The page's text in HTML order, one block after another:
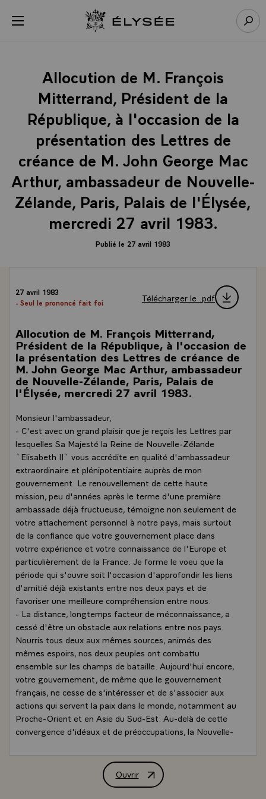
menu Retour à l’accueil Élysée
Allocution de M. François
Mitterrand, Président de la
République, à l'occasion de la
présentation des Lettres de
créance de M. John George Mac
Arthur, ambassadeur de Nouvelle-
Zélande, Paris, Palais de l'Élysée,
mercredi 27 avril 1983.
Publié le 27 avril 1983
27 avril 1983
- Seul le prononcé fait foi
Télécharger le .pdf
Allocution de M. François Mitterrand,
Président de la République, à l'occasion de
la présentation des Lettres de créance de
M. John George Mac Arthur, ambassadeur
de Nouvelle-Zélande, Paris, Palais de
l'Élysée, mercredi 27 avril 1983.
Monsieur l'ambassadeur,
- C'est avec un grand plaisir que je reçois les Lettres par
lesquelles Sa Majesté la Reine de Nouvelle-Zélande
`Elisabeth II` vous accrédite en qualité d'ambassadeur
extraordinaire et plénipotentiaire auprès de mon
gouvernement. Le renouvellement de cette haute
mission, peu d'années après le terme d'une première
ambassade déjà fructueuse, témoigne non seulement de
votre attachement personnel à notre pays, mais surtout
de la confiance que votre gouvernement place dans
votrre expérience et votre connaissance de l'Europe et
particulièrement de la France. Je forme le voeu que la
période qui s'ouvre soit l'occasion d'approfondir les liens
d'amitié déjà existants entre nos deux pays et de
favoriser une meilleure compréhension entre nous.
- La distance, longtemps facteur de méconnaissance, a
cessé d'être un obstacle aux relations entre nos pays.
Nourris tous deux aux mêmes sources, animés des
mêmes espoirs, nos deux peuples ont combattu
ensemble sur les champs de bataille. Aujourd'hui encore,
votre gouvernement, de même que le gouvernement
français, ne cesse de s'intéresser et de s'associer aux
actions qui servent la paix dans le monde, notamment au
Proche-Orient et en Asie du Sud-Est. Au-delà de cette
convergence d'idéaux et de préoccupations, la Nouvelle-
- Aussi puis-je vous assurer que mon gouvernement
mettra tout en oeuvre afin de contribuer au
Ouvrir
Allocution de M. François Mitterrand,
Panneau de gestion des cookies